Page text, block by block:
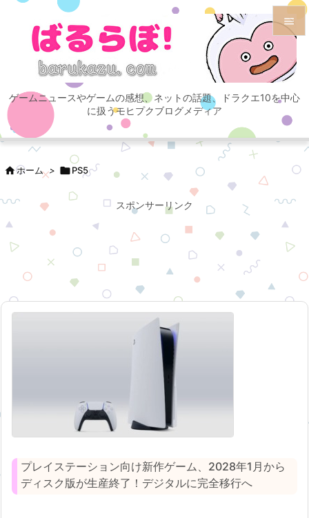
ゲームニュースやゲームの感想、ネットの話題、ドラクエ10を中心
に扱うモヒプクブログメディア

メニュ

サイド

次へ
検索
ホーム > PS5
スポンサーリンク
プレイステーション向け新作ゲーム、2028年1月から
ディスク版が生産終了！デジタルに完全移行へ